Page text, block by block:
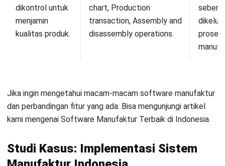
TENTANG KAMI
HashMicroPenyedia solusi ERP dengan rangkaian software
HUBUNGI KAMI
Jakarta 10160
021 5099 6750